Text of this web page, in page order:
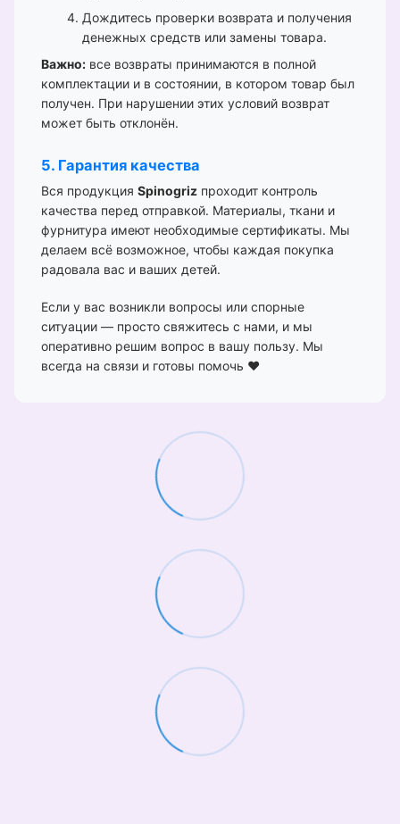
Дождитесь проверки возврата и получения
денежных средств или замены товара.
Важно: все возвраты принимаются в полной
комплектации и в состоянии, в котором товар был
получен. При нарушении этих условий возврат
может быть отклонён.
5. Гарантия качества
Вся продукция Spinogriz проходит контроль
качества перед отправкой. Материалы, ткани и
фурнитура имеют необходимые сертификаты. Мы
делаем всё возможное, чтобы каждая покупка
радовала вас и ваших детей.
Если у вас возникли вопросы или спорные
ситуации — просто свяжитесь с нами, и мы
оперативно решим вопрос в вашу пользу. Мы
всегда на связи и готовы помочь ❤️